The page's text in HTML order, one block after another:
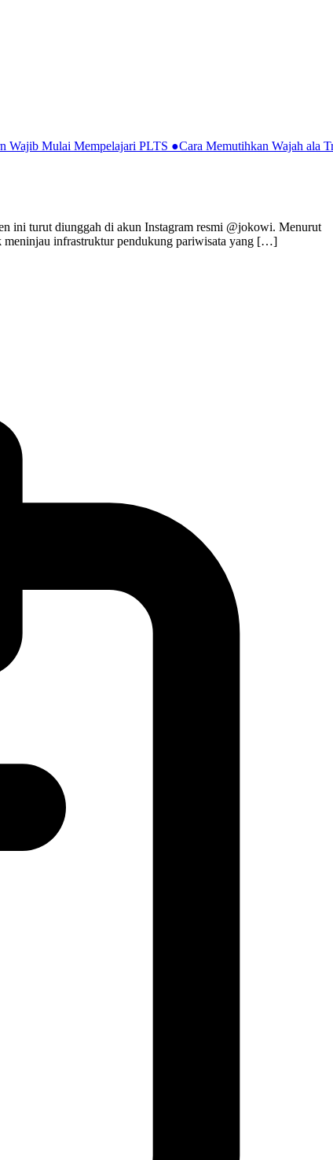
Wajib Mulai Mempelajari PLTS ●Cara Memutihkan Wajah ala
ini turut diunggah di akun Instagram resmi @jokowi. Menurut
meninjau infrastruktur pendukung pariwisata yang […]